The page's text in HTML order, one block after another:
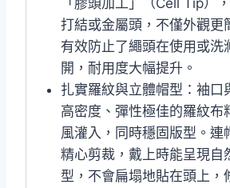
打結或金屬頭，不僅外觀更
有效防止了繩頭在使用或洗
開，耐用度大幅提升。
扎實羅紋與立體帽型：袖口
高密度、彈性極佳的羅紋布
風灌入，同時穩固版型。連
精心剪裁，戴上時能呈現自
型，不會扁塌地貼在頭上，